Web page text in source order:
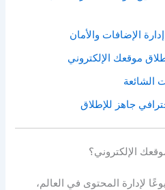
الإضافات والأمان
موقعك الإلكتروني
الشائعة
جاهز للإطلاق
الإلكتروني؟
لإدارة المحتوى في العالم،